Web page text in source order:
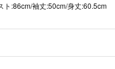
ト:86cm/袖丈:50cm/身丈:60.5cm